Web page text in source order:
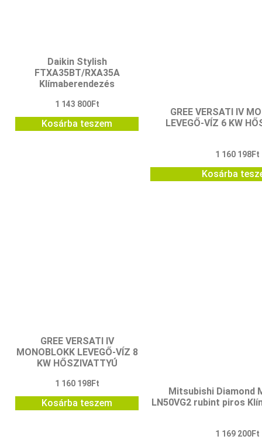
Daikin Stylish
FTXA35BT/RXA35A
Klímaberendezés
1 143 800Ft
Kosárba teszem
GREE VERSATI IV
LEVEGŐ-VÍZ 6 KW
1 160 198Ft
Kosárba
GREE VERSATI IV
MONOBLOKK LEVEGŐ-VÍZ 8
KW HŐSZIVATTYÚ
1 160 198Ft
Kosárba teszem
Mitsubishi Diamond
LN50VG2 rubint piros
1 169 200Ft